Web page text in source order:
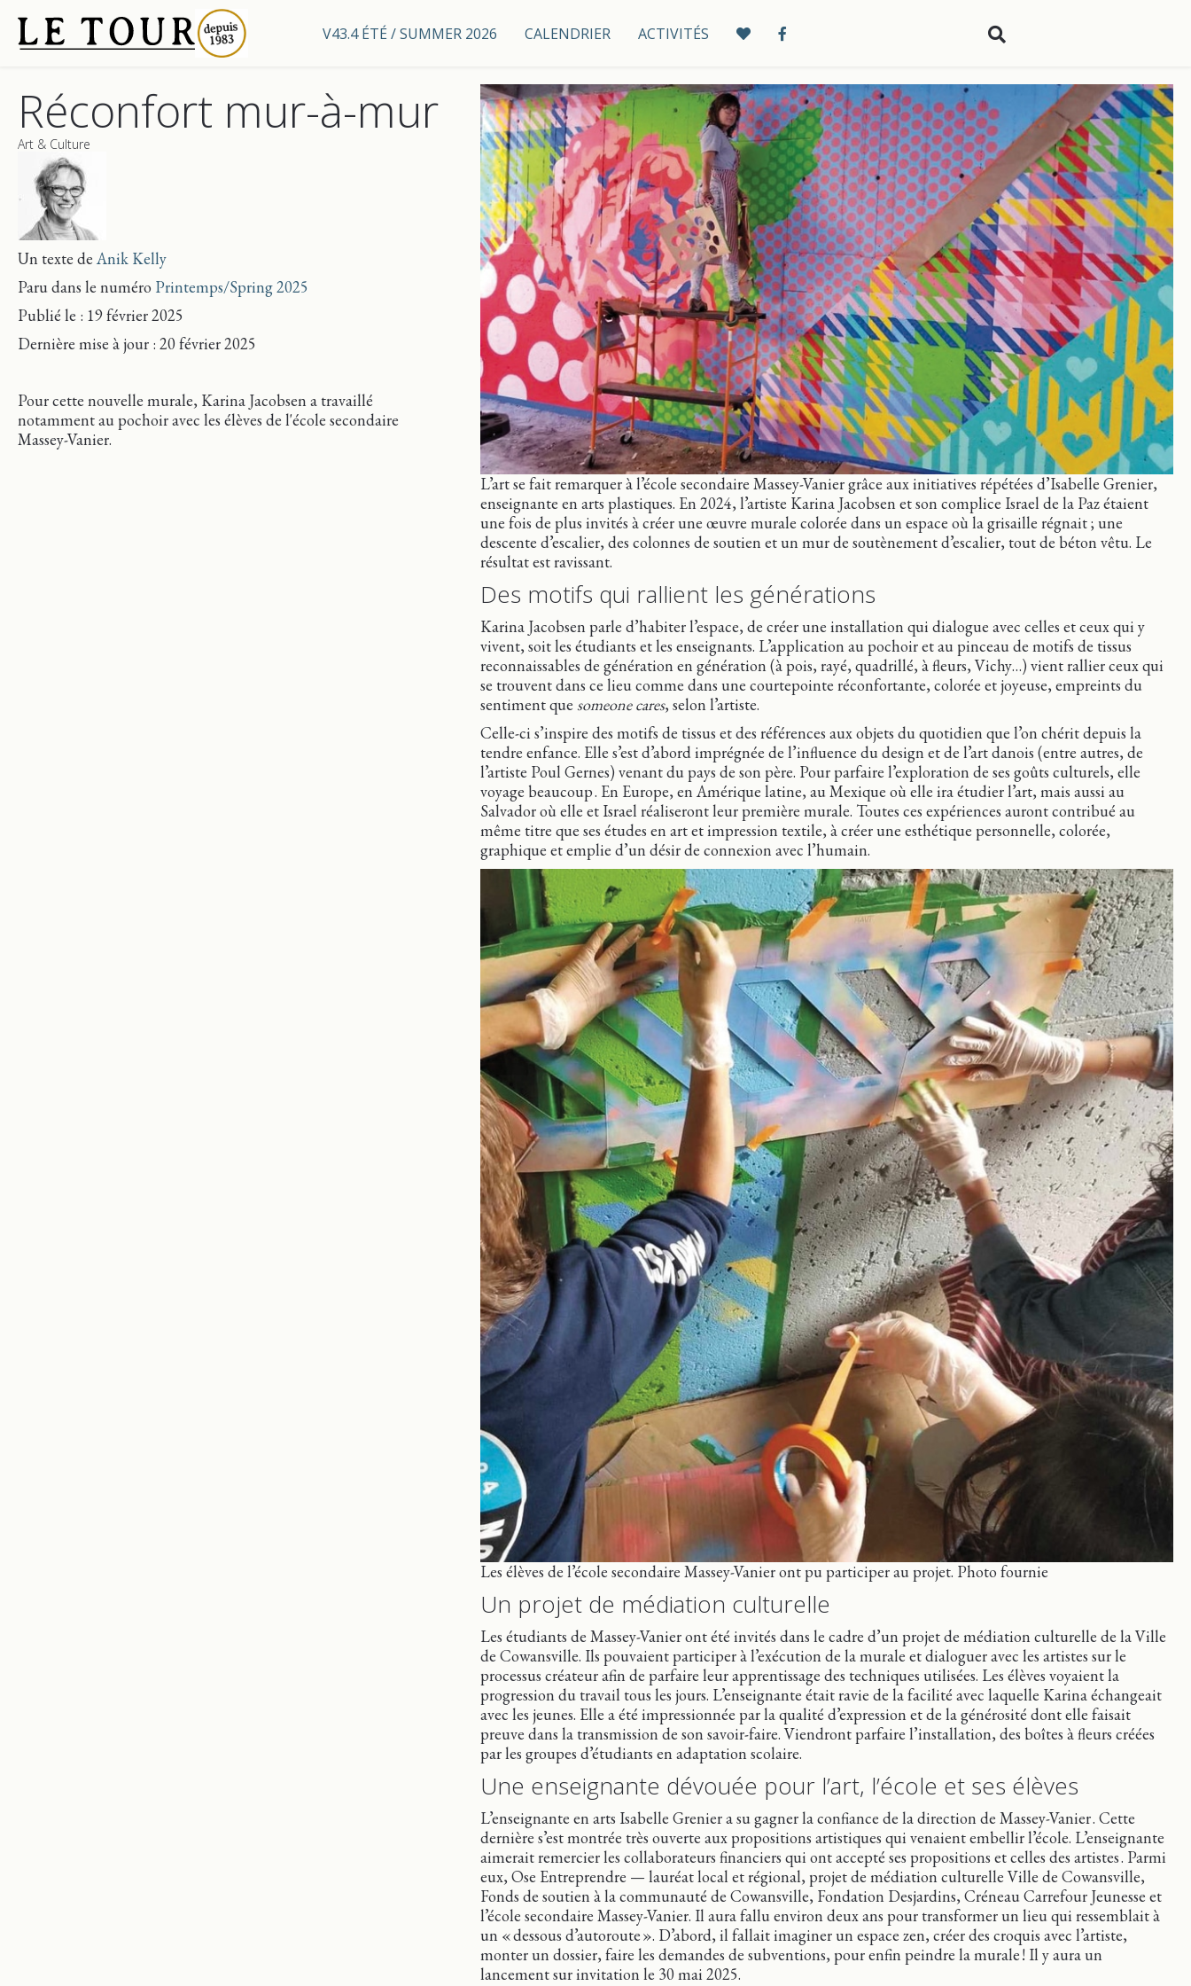
V43.4 ÉTÉ / SUMMER 2026 CALENDRIER ACTIVITÉS
Réconfort mur-à-mur
Art & Culture
Un texte de Anik Kelly
Paru dans le numéro Printemps/Spring 2025
Publié le : 19 février 2025
Dernière mise à jour : 20 février 2025
Pour cette nouvelle murale, Karina Jacobsen a travaillé
notamment au pochoir avec les élèves de l'école secondaire
Massey-Vanier.
L’art se fait remarquer à l’école secondaire Massey-Vanier grâce aux initiatives répétées d’Isabelle Grenier,
enseignante en arts plastiques. En 2024, l’artiste Karina Jacobsen et son complice Israel de la Paz étaient
une fois de plus invités à créer une œuvre murale colorée dans un espace où la grisaille régnait ; une
descente d’escalier, des colonnes de soutien et un mur de soutènement d’escalier, tout de béton vêtu. Le
résultat est ravissant.
Des motifs qui rallient les générations
Karina Jacobsen parle d’habiter l’espace, de créer une installation qui dialogue avec celles et ceux qui y
vivent, soit les étudiants et les enseignants. L’application au pochoir et au pinceau de motifs de tissus
reconnaissables de génération en génération (à pois, rayé, quadrillé, à fleurs, Vichy…) vient rallier ceux qui
se trouvent dans ce lieu comme dans une courtepointe réconfortante, colorée et joyeuse, empreints du
sentiment que someone cares, selon l’artiste.
Celle-ci s’inspire des motifs de tissus et des références aux objets du quotidien que l’on chérit depuis la
tendre enfance. Elle s’est d’abord imprégnée de l’influence du design et de l’art danois (entre autres, de
l’artiste Poul Gernes) venant du pays de son père. Pour parfaire l’exploration de ses goûts culturels, elle
voyage beaucoup . En Europe, en Amérique latine, au Mexique où elle ira étudier l’art, mais aussi au
Salvador où elle et Israel réaliseront leur première murale. Toutes ces expériences auront contribué au
même titre que ses études en art et impression textile, à créer une esthétique personnelle, colorée,
graphique et emplie d’un désir de connexion avec l’humain.
Les élèves de l’école secondaire Massey-Vanier ont pu participer au projet. Photo fournie
Un projet de médiation culturelle
Les étudiants de Massey-Vanier ont été invités dans le cadre d’un projet de médiation culturelle de la Ville
de Cowansville. Ils pouvaient participer à l’exécution de la murale et dialoguer avec les artistes sur le
processus créateur afin de parfaire leur apprentissage des techniques utilisées. Les élèves voyaient la
progression du travail tous les jours. L’enseignante était ravie de la facilité avec laquelle Karina échangeait
avec les jeunes. Elle a été impressionnée par la qualité d’expression et de la générosité dont elle faisait
preuve dans la transmission de son savoir-faire. Viendront parfaire l’installation, des boîtes à fleurs créées
par les groupes d’étudiants en adaptation scolaire.
Une enseignante dévouée pour l’art, l’école et ses élèves
L’enseignante en arts Isabelle Grenier a su gagner la confiance de la direction de Massey-Vanier . Cette
dernière s’est montrée très ouverte aux propositions artistiques qui venaient embellir l’école. L’enseignante
aimerait remercier les collaborateurs financiers qui ont accepté ses propositions et celles des artistes . Parmi
eux, Ose Entreprendre — lauréat local et régional, projet de médiation culturelle Ville de Cowansville,
Fonds de soutien à la communauté de Cowansville, Fondation Desjardins, Créneau Carrefour Jeunesse et
l’école secondaire Massey-Vanier. Il aura fallu environ deux ans pour transformer un lieu qui ressemblait à
un « dessous d’autoroute ». D’abord, il fallait imaginer un espace zen, créer des croquis avec l’artiste,
monter un dossier, faire les demandes de subventions, pour enfin peindre la murale ! Il y aura un
lancement sur invitation le 30 mai 2025.